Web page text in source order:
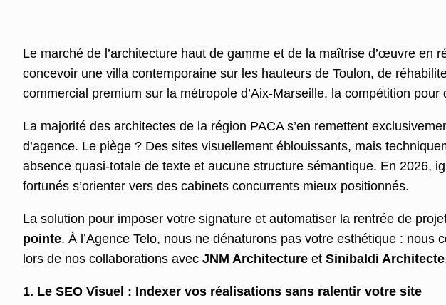
Le marché de l’architecture haut de gamme et de la maîtrise d’œuvre en
concevoir une villa contemporaine sur les hauteurs de Toulon, de
commercial premium sur la métropole d’Aix-Marseille, la compétition
La majorité des architectes de la région PACA s’en remettent
d’agence. Le piège ? Des sites visuellement éblouissants, mais
absence quasi-totale de texte et aucune structure sémantique. En 2026,
fortunés s’orienter vers des cabinets concurrents mieux positionnés.
La solution pour imposer votre signature et automatiser la rentrée de
pointe. À l’Agence Telo, nous ne dénaturons pas votre esthétique :
lors de nos collaborations avec JNM Architecture et Sinibaldi Architecte
1. Le SEO Visuel : Indexer vos réalisations sans ralentir votre site